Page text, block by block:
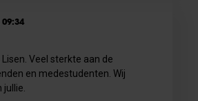
Veel sterkte aan de
en medestudenten. Wij
jullie.